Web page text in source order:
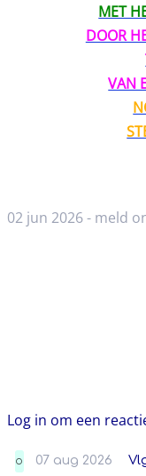
MET
DOOR
VAN
02 jun 2026 - meld
Log in om een
O 07 aug 2026